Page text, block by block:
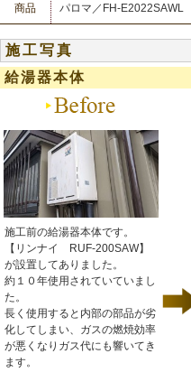
商品 パロマ／FH‐E2022SAWL
施工写真
給湯器本体
施工前の給湯器本体です。
【リンナイ RUF-200SAW】
が設置してありました。
約１０年使用されていていまし
た。
長く使用すると内部の部品が劣
化してしまい、ガスの燃焼効率
が悪くなりガス代にも響いてき
ます。